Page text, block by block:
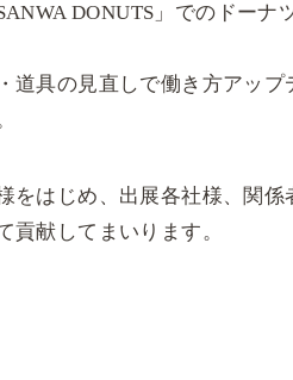
DONUTS」でのドーナ
道具の見直しで働き方アッ
はじめ、出展各社様、関係
献してまいります。